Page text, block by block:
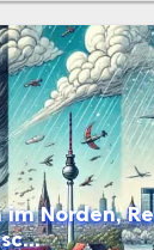
Biesenthal
Blankenfelde-Mahlow
Cottbus
Doberlug-Kirchhain
im Norden,